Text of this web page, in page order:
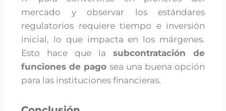
mercado y observar los estándares
regulatorios requiere tiempo e inversión
inicial, lo que impacta en los márgenes.
Esto hace que la subcontratación de
funciones de pago sea una buena opción
para las instituciones financieras.